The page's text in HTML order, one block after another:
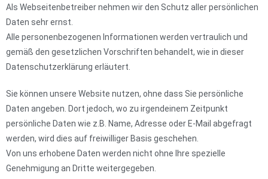
Als Webseitenbetreiber nehmen wir den Schutz aller persönlichen
Daten sehr ernst.
Alle personenbezogenen Informationen werden vertraulich und
gemäß den gesetzlichen Vorschriften behandelt, wie in dieser
Datenschutzerklärung erläutert.
Sie können unsere Website nutzen, ohne dass Sie persönliche
Daten angeben. Dort jedoch, wo zu irgendeinem Zeitpunkt
persönliche Daten wie z.B. Name, Adresse oder E-Mail abgefragt
werden, wird dies auf freiwilliger Basis geschehen.
Von uns erhobene Daten werden nicht ohne Ihre spezielle
Genehmigung an Dritte weitergegeben.